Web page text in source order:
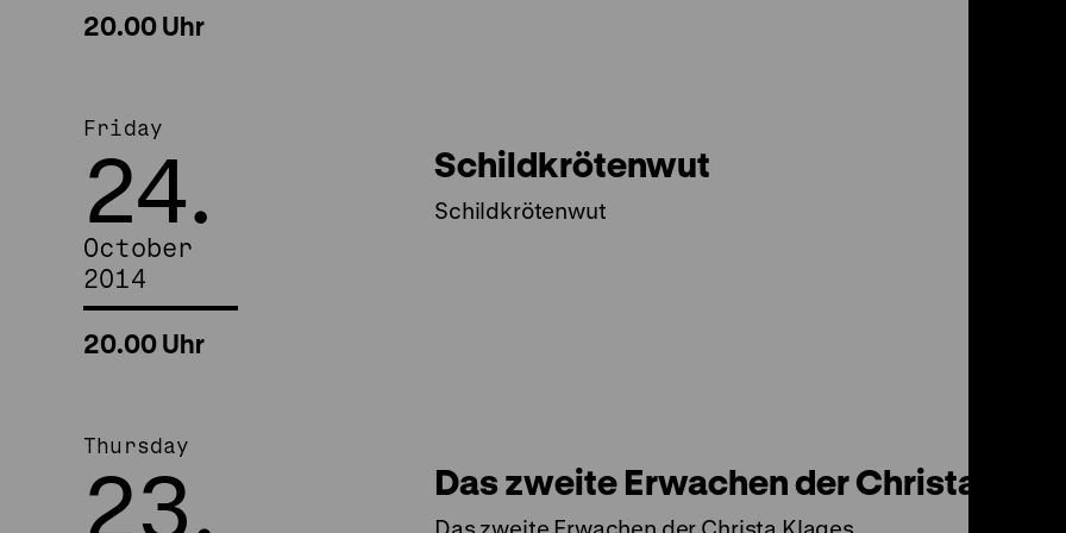
20.00 Uhr
Friday
24.
October
2014
20.00 Uhr
Schildkrötenwut
Schildkrötenwut
Thursday
23. Das zweite Erwachen der Christa